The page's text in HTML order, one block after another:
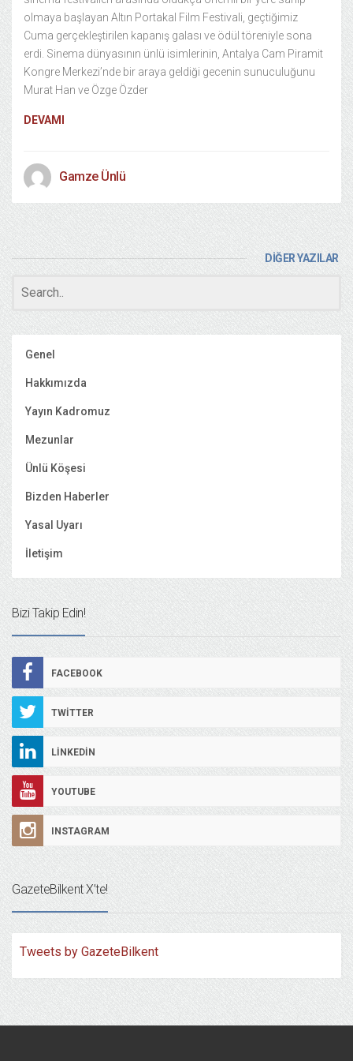
olmaya başlayan Altın Portakal Film Festivali, geçtiğimiz
Cuma gerçekleştirilen kapanış galası ve ödül töreniyle sona
erdi. Sinema dünyasının ünlü isimlerinin, Antalya Cam Piramit
Kongre Merkezi’nde bir araya geldiği gecenin sunuculuğunu
Murat Han ve Özge Özder
DEVAMI
Gamze Ünlü
DİĞER YAZILAR
Genel
Hakkımızda
Yayın Kadromuz
Mezunlar
Ünlü Köşesi
Bizden Haberler
Yasal Uyarı
İletişim
Bizi Takip Edin!
FACEBOOK
TWITTER
LINKEDIN
YOUTUBE
INSTAGRAM
GazeteBilkent X’te!
Tweets by GazeteBilkent